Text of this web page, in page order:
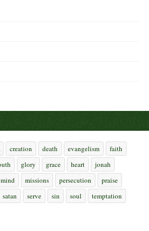
creation death evangelism
faith
glory grace heart
jonah
mind missions persecution
praise
satan serve sin soul
temptation